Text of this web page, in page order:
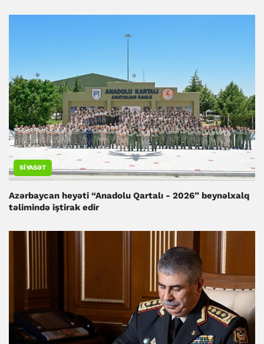
SIYASƏT
Azərbaycan heyəti “Anadolu Qartalı - 2026” beynəlxalq
təlimində iştirak edir